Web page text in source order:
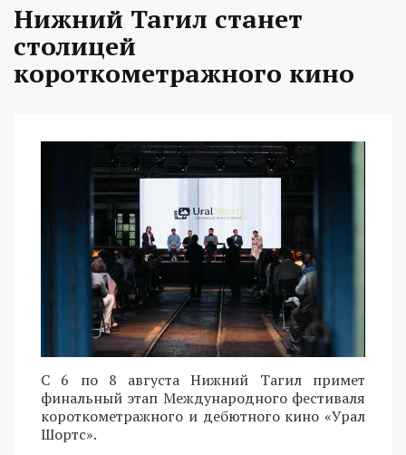
Нижний Тагил станет
столицей
короткометражного кино
С 6 по 8 августа Нижний Тагил примет
финальный этап Международного фестиваля
короткометражного и дебютного кино «Урал
Шортс».